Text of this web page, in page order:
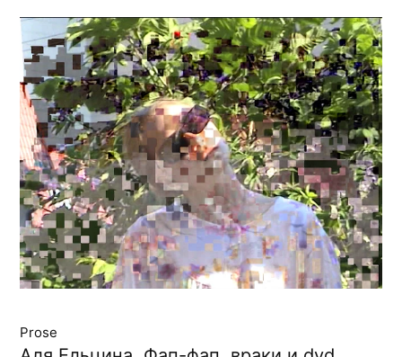
Prose